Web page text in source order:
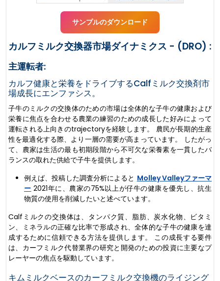
サンプルのダウンロード
カルフミルク交換器市場ダイナミクス - (DRO) :
主運転者:
カルフ健康と栄養をドライブするCalfミルク交換剤市
場成長にエンファシス。
子牛のミルクの交換体のための市場は全体的な子牛の健康および
栄養に焦点を合わせる農業の練習のための成長した好みによって
運転される上向きのtrajectoryを経験します。 農民が長期的生産
性を最適化する際、より一層の需要が高まっています。 したがっ
て、農家は生活の最も初期段階から不可欠な栄養素を一貫したバ
ランスの取れた供給で子牛を提供します。
例えば、投稿した調査分析によると Molley Valleyファーマ
ー 2021年に、農家の75%以上が仔牛の健康を優先し、抗生
物質の使用を削減したいと述べています。
Calfミルクの交換体は、タンパク質、脂肪、炭水化物、ビタミ
ン、ミネラルの正確な比率で形成され、全体的な子牛の健康を達
成するために信頼できる方法を提供します。 この成長する要件
は、カーフミルク代替業界の研究と開発のための投資に主要なプ
レーヤーの焦点を駆動しています。
キムミルクベースのカーフミルク交換機のライジング